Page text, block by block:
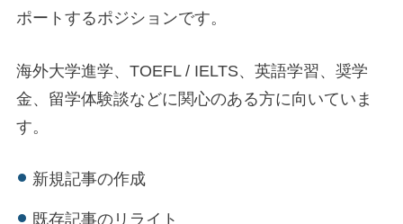
ポートするポジションです。
海外大学進学、TOEFL / IELTS、英語学習、奨学
金、留学体験談などに関心のある方に向いていま
す。
新規記事の作成
既存記事のリライト